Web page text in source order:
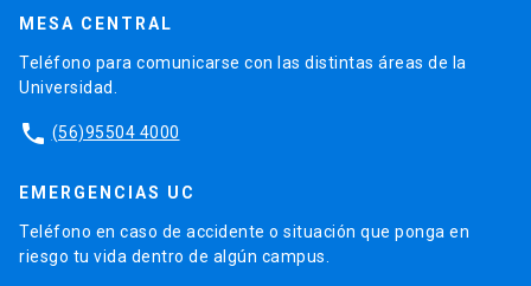
MESA CENTRAL
Teléfono para comunicarse con las distintas áreas de la
Universidad.
phone (56)95504 4000
EMERGENCIAS UC
Teléfono en caso de accidente o situación que ponga en
riesgo tu vida dentro de algún campus.